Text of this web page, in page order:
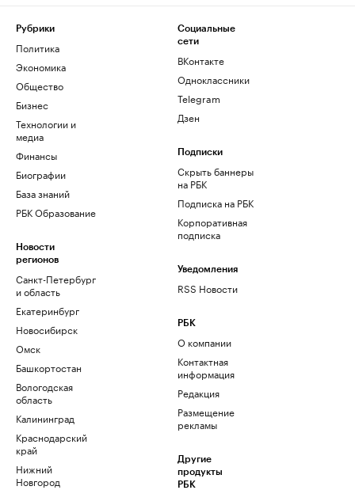
Рубрики
Политика
Экономика
Общество
Бизнес
Технологии и
медиа
Финансы
Биографии
База знаний
РБК Образование
Новости
регионов
Санкт-Петербург
и область
Екатеринбург
Новосибирск
Омск
Башкортостан
Вологодская
область
Калининград
Краснодарский
край
Нижний
Новгород
Социальные
сети
ВКонтакте
Одноклассники
Telegram
Дзен
Подписки
Скрыть баннеры
на РБК
Подписка на РБК
Корпоративная
подписка
Уведомления
RSS Новости
РБК
О компании
Контактная
информация
Редакция
Размещение
рекламы
Другие
продукты
РБК